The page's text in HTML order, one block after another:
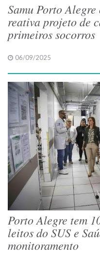
Samu Porto
reativa projeto de
primeiros socorros
06/09/2025
Porto Alegre tem
leitos do SUS e
monitoramento